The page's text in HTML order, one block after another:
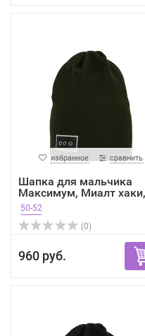
избранное сравнить
Шапка для мальчика
Максимум, Миалт хаки,
ве...
50-52
(0)
960 руб.